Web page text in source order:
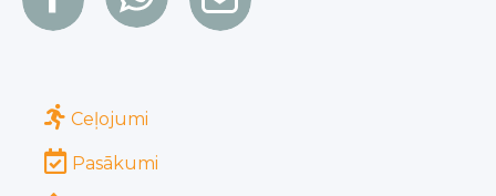
Ceļojumi
Pasākumi